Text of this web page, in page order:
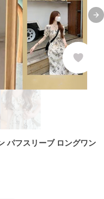
パフスリーブ ロングワン